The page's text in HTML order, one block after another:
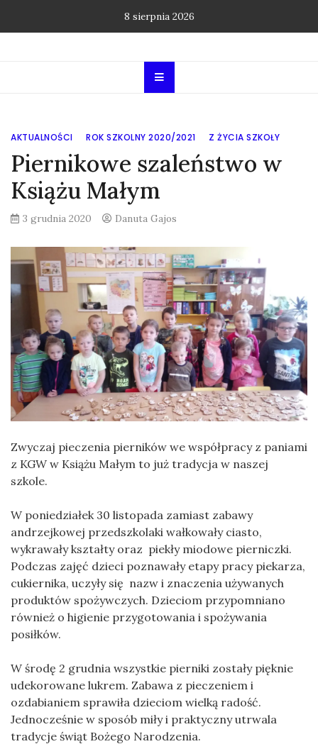
8 sierpnia 2026
AKTUALNOŚCI ROK SZKOLNY 2020/2021 Z ŻYCIA SZKOŁY
Piernikowe szaleństwo w
Książu Małym
3 grudnia 2020 Danuta Gajos
Zwyczaj pieczenia pierników we współpracy z paniami
z KGW w Książu Małym to już tradycja w naszej
szkole.
W poniedziałek 30 listopada zamiast zabawy
andrzejkowej przedszkolaki wałkowały ciasto,
wykrawały kształty oraz piekły miodowe pierniczki.
Podczas zajęć dzieci poznawały etapy pracy piekarza,
cukiernika, uczyły się nazw i znaczenia używanych
produktów spożywczych. Dzieciom przypomniano
również o higienie przygotowania i spożywania
posiłków.
W środę 2 grudnia wszystkie pierniki zostały pięknie
udekorowane lukrem. Zabawa z pieczeniem i
ozdabianiem sprawiła dzieciom wielką radość.
Jednocześnie w sposób miły i praktyczny utrwala
tradycje świąt Bożego Narodzenia.